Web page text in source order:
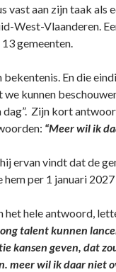
vast aan zijn taak als
West-Vlaanderen.
gemeenten.
bekentenis. En die
kunnen
dag”. Zijn kort
“Meer wil ik
ervan vindt dat de
per 1 januari 2027
het hele antwoord,
talent kunnen
kansen geven, dat
meer wil ik daar niet